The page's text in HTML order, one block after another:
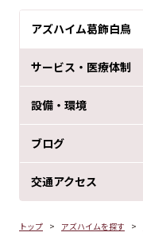
アズハイム葛飾白鳥
サービス・医療体制
設備・環境
ブログ
交通アクセス
トップ アズハイムを探す